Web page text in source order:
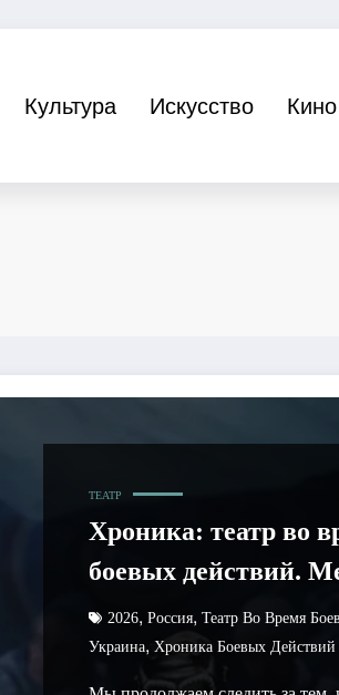
Культура Искусство Кино
ТЕАТР
Хроника: театр во
боевых действий.
2026, Россия, Театр Во Время
Украина, Хроника Боевых Действий